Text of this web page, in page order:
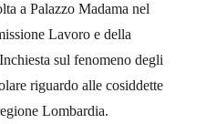
a Palazzo Madama nel
Lavoro e della
sul fenomeno degli
riguardo alle cosiddette
Lombardia.